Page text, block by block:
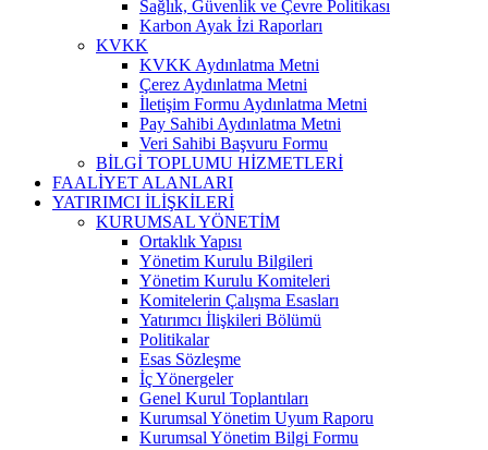
Sağlık, Güvenlik ve Çevre Politikası
Karbon Ayak İzi Raporları
KVKK
KVKK Aydınlatma Metni
Çerez Aydınlatma Metni
İletişim Formu Aydınlatma Metni
Pay Sahibi Aydınlatma Metni
Veri Sahibi Başvuru Formu
BİLGİ TOPLUMU HİZMETLERİ
FAALİYET ALANLARI
YATIRIMCI İLİŞKİLERİ
KURUMSAL YÖNETİM
Ortaklık Yapısı
Yönetim Kurulu Bilgileri
Yönetim Kurulu Komiteleri
Komitelerin Çalışma Esasları
Yatırımcı İlişkileri Bölümü
Politikalar
Esas Sözleşme
İç Yönergeler
Genel Kurul Toplantıları
Kurumsal Yönetim Uyum Raporu
Kurumsal Yönetim Bilgi Formu